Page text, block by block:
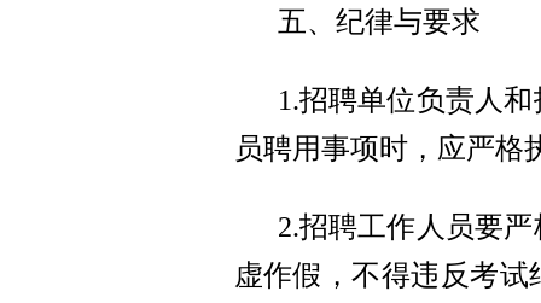
五、纪律与要求
1.招聘单位负责人
员聘用事项时，应严格
2.招聘工作人员要
虚作假，不得违反考